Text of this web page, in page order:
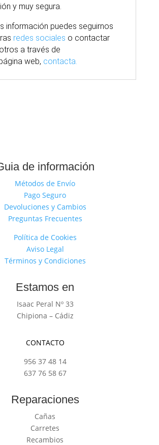
y muy segura.
información puedes seguirnos
redes sociales o contactar
a través de
web, contacta.
de información
Métodos de Envío
Pago Seguro
Devoluciones y Cambios
Preguntas Frecuentes
Política de Cookies
Aviso Legal
Términos y Condiciones
Estamos en
Isaac Peral Nº 33
Chipiona – Cádiz
CONTACTO
956 37 48 14
637 76 58 67
Reparaciones
Cañas
Carretes
Recambios